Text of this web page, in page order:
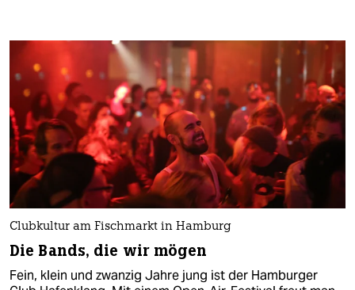
Clubkultur am Fischmarkt in Hamburg
Die Bands, die wir mögen
Fein, klein und zwanzig Jahre jung ist der Hamburger